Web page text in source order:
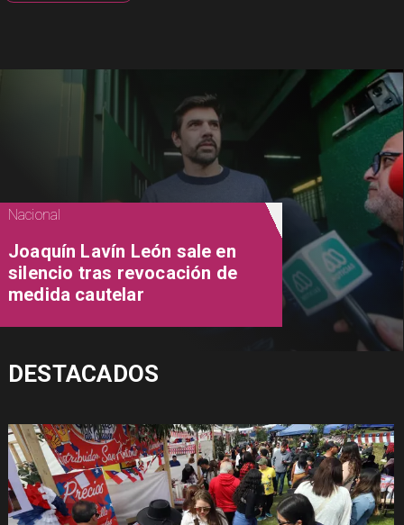
Nacional
Joaquín Lavín León sale en
silencio tras revocación de
medida cautelar
DESTACADOS